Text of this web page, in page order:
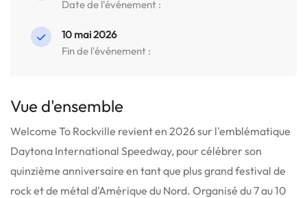
Date de l'événement :
10 mai 2026
Fin de l'événement :
Vue d'ensemble
Welcome To Rockville revient en 2026 sur l'emblématique
Daytona International Speedway, pour célébrer son
quinzième anniversaire en tant que plus grand festival de
rock et de métal d'Amérique du Nord. Organisé du 7 au 10